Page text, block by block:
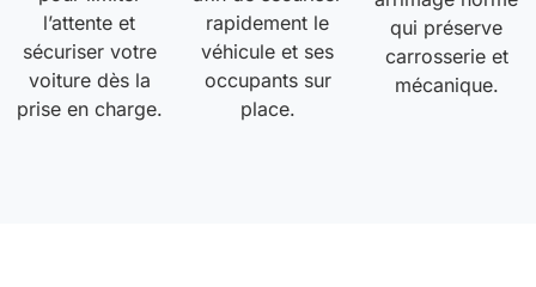
l’attente et
sécuriser votre
voiture dès la
prise en charge.
rapidement le
véhicule et ses
occupants sur
place.
qui préserve
carrosserie et
mécanique.